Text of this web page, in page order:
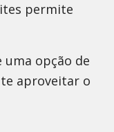
permite
uma opção de
aproveitar o